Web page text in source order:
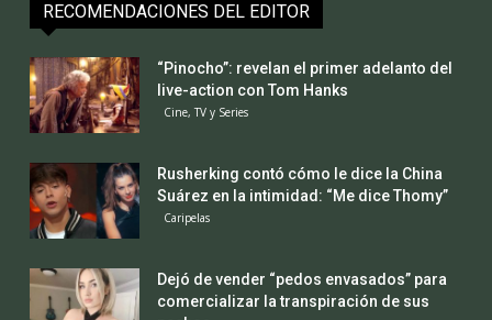
RECOMENDACIONES DEL EDITOR
“Pinocho”: revelan el primer adelanto del
live-action con Tom Hanks
Cine, TV y Series
Rusherking contó cómo le dice la China
Suárez en la intimidad: “Me dice Thomy”
Caripelas
Dejó de vender “pedos envasados” para
comercializar la transpiración de sus